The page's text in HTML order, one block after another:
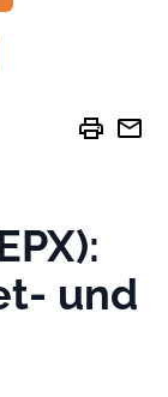
print mail
und